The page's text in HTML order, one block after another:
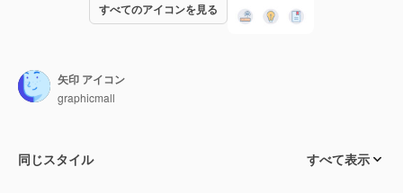
すべてのアイコンを見る
矢印 アイコン
graphicmall
同じスタイル すべて表示